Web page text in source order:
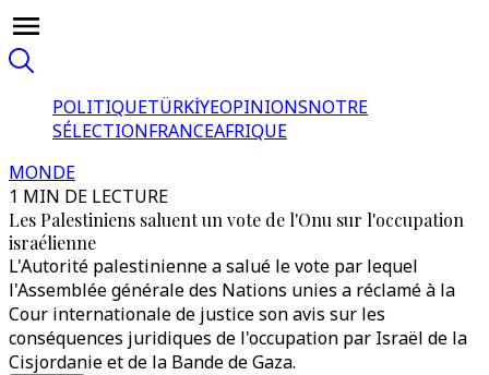
POLITIQUETÜRKİYEOPINIONSNOTRE
SÉLECTIONFRANCEAFRIQUE
MONDE
1 MIN DE LECTURE
Les Palestiniens saluent un vote de l'Onu sur l'occupation
israélienne
L'Autorité palestinienne a salué le vote par lequel
l'Assemblée générale des Nations unies a réclamé à la
Cour internationale de justice son avis sur les
conséquences juridiques de l'occupation par Israël de la
Cisjordanie et de la Bande de Gaza.